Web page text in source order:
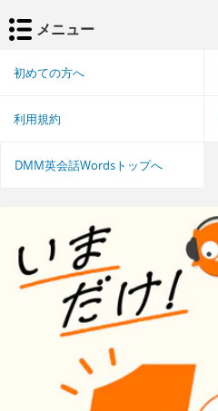
メニュー
初めての方へ
利用規約
DMM英会話Wordsトップへ